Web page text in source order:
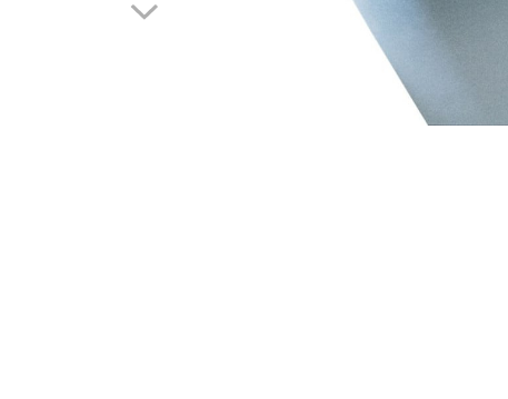
Fitinguri spiro INOX